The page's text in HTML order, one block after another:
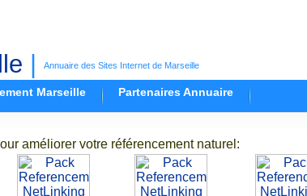
Annuaire des Sites Internet de Marseille
Marseille Partenaires Annuaire
améliorer votre référencement naturel: